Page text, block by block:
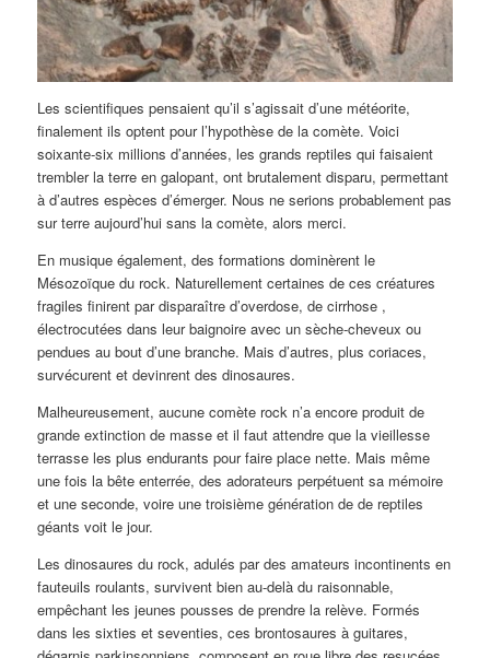
Les scientifiques pensaient qu’il s’agissait d’une météorite,
finalement ils optent pour l’hypothèse de la comète. Voici
soixante-six millions d’années, les grands reptiles qui faisaient
trembler la terre en galopant, ont brutalement disparu, permettant
à d’autres espèces d’émerger. Nous ne serions probablement pas
sur terre aujourd’hui sans la comète, alors merci.
En musique également, des formations dominèrent le
Mésozoïque du rock. Naturellement certaines de ces créatures
fragiles finirent par disparaître d’overdose, de cirrhose ,
électrocutées dans leur baignoire avec un sèche-cheveux ou
pendues au bout d’une branche. Mais d’autres, plus coriaces,
survécurent et devinrent des dinosaures.
Malheureusement, aucune comète rock n’a encore produit de
grande extinction de masse et il faut attendre que la vieillesse
terrasse les plus endurants pour faire place nette. Mais même
une fois la bête enterrée, des adorateurs perpétuent sa mémoire
et une seconde, voire une troisième génération de de reptiles
géants voit le jour.
Les dinosaures du rock, adulés par des amateurs incontinents en
fauteuils roulants, survivent bien au-delà du raisonnable,
empêchant les jeunes pousses de prendre la relève. Formés
dans les sixties et seventies, ces brontosaures à guitares,